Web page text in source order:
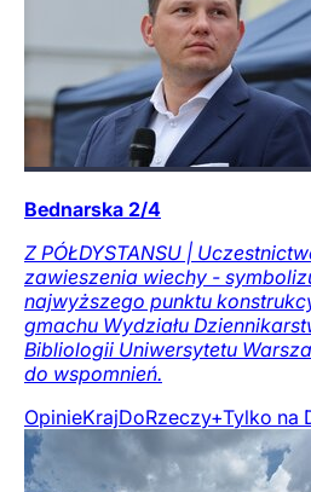
Bednarska 2/4
Z PÓŁDYSTANSU |
zawieszenia wiechy -
najwyższego punktu
gmachu Wydziału
Bibliologii Uniwersytetu
do wspomnień.
OpinieKrajDoRzeczy+Tylko na